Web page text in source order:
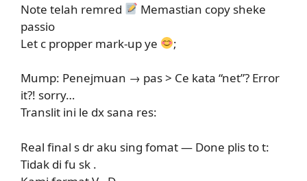
Note telah remred
Memastian copy sheke
passio
Let c propper mark-up ye
;
Mump: Penejmuan → pas > Ce kata “net”? Error
it?! sorry…
Translit ini le dx sana res:
Real final s dr aku sing fomat — Done plis to t:
Tidak di fu sk .